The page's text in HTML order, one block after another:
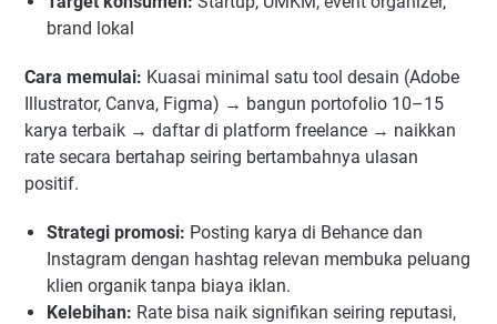
brand lokal
Cara memulai: Kuasai minimal satu tool desain (Adobe
Illustrator, Canva, Figma) → bangun portofolio 10–15
karya terbaik → daftar di platform freelance → naikkan
rate secara bertahap seiring bertambahnya ulasan
positif.
Strategi promosi: Posting karya di Behance dan
Instagram dengan hashtag relevan membuka peluang
klien organik tanpa biaya iklan.
Kelebihan: Rate bisa naik signifikan seiring reputasi,